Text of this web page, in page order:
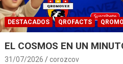
DESTACADOS QROFACTS
EL COSMOS EN UN
31/07/2026 corozcov